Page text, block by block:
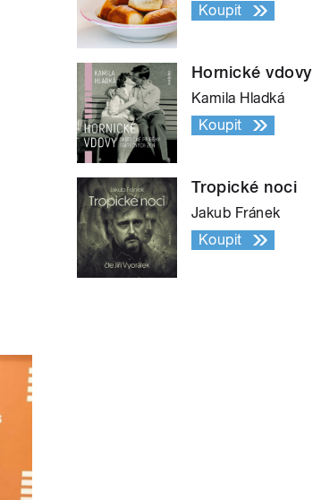
Koupit
Hornické vdovy
Kamila Hladká
Koupit
Tropické noci
Jakub Fránek
Koupit